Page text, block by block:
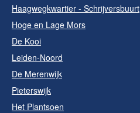
Haagwegkwartier - Schrijversbuurt
Hoge en Lage Mors
De Kooi
Leiden-Noord
De Merenwijk
Pieterswijk
Het Plantsoen